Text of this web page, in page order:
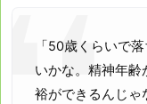
「50歳くらいで
いかな。精神年齢
裕ができるんじゃ